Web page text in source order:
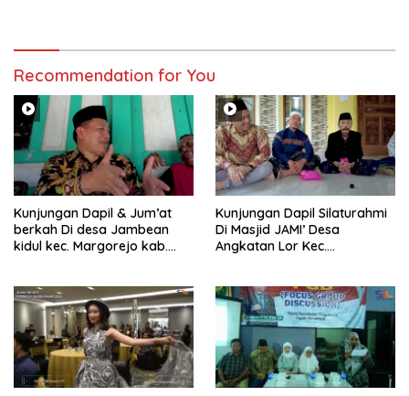
Recommendation for You
Kunjungan Dapil & Jum’at
berkah Di desa Jambean
kidul kec. Margorejo kab.
Kunjungan Dapil Silaturahmi
Di Masjid JAMI’ Desa
Angkatan Lor Kec.